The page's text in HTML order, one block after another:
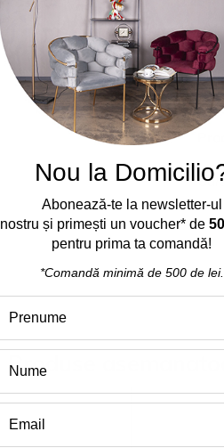
Cod
Produse
Nou la
Abonează-te la newsletter-ul
nostru și primești un voucher* de
pentru prima ta comandă!
*Comandă minimă de 500 de lei.